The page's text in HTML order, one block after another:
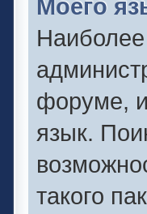
Моего
Наиболее
форуме,
язык.
такого